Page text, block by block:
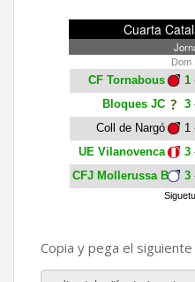
Cuarta
Dom
CF Tornabous 1
Bloques JC
3
Coll de Nargó
1
UE Vilanovenca
3
CFJ Mollerussa B
3
Copia y pega el